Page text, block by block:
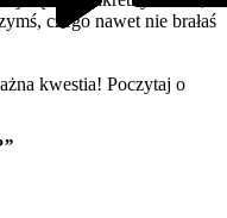
czego nawet nie brałaś
kwestia! Poczytaj o